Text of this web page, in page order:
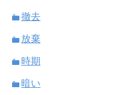
撤去
放棄
時期
暗い